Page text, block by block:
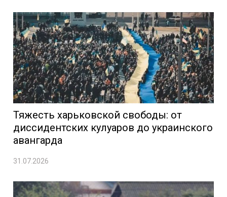
Тяжесть харьковской свободы: от
диссидентских кулуаров до украинского
авангарда
31.07.2026